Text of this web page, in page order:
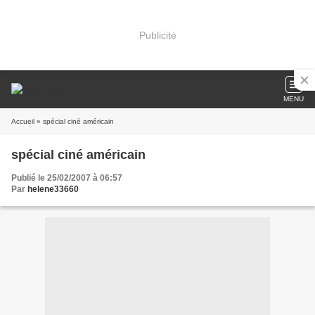
Publicité
MENU
Accueil » spécial ciné américain
spécial ciné américain
Publié le 25/02/2007 à 06:57
Par helene33660